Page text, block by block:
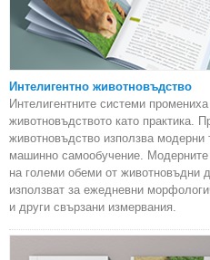
Интелигентно животновъдство
Интелигентните системи
животновъдството като практика.
животновъдство използва
машинно самообучение. Модерните
на големи обеми от животновъдни
използват за ежедневни
и други свързани измервания.